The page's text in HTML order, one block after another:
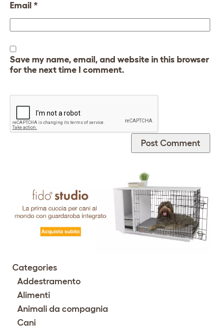
Email *
Save my name, email, and website in this browser
for the next time I comment.
Categories
Addestramento
Alimenti
Animali da compagnia
Cani